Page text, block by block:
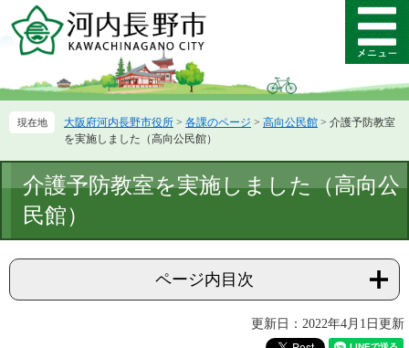
ー
先
ニ
を
て
メ
ニ
ー
大阪府河内長野市役所 > 各課のページ > 高向公民館 > 介護予防教室
を実施しました（高向公民館）
文
介護予防教室を実施しました（高向公
民館）
ページ内目次
更新日：2022年4月1日更新